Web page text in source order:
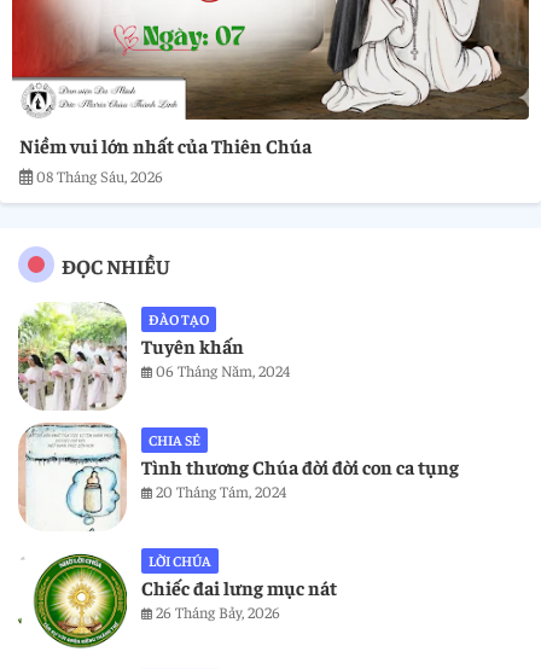
Niềm vui lớn nhất của Thiên Chúa
08 Tháng Sáu, 2026
ĐỌC NHIỀU
ĐÀO TẠO
Tuyên khấn
06 Tháng Năm, 2024
CHIA SẺ
Tình thương Chúa đời đời con ca tụng
20 Tháng Tám, 2024
LỜI CHÚA
Chiếc đai lưng mục nát
26 Tháng Bảy, 2026